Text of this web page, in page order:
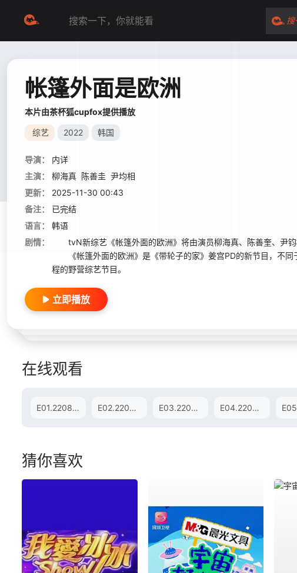
搜
帐篷外面是欧洲
本片由茶杯狐cupfox提供播放
综艺 2022 韩国
导演：
内详
主演：
柳海真 陈善圭 尹均相
更新：
2025-11-30 00:43
备注：
已完结
语言：
韩语
剧情：
tvN新综艺《帐篷外面的欧洲》将由演员柳海真、陈善奎、尹钧
《帐篷外面的欧洲》是《带轮子的家》姜宫PD的新节目，不同
程的野营综艺节目。
立即播放
在线观看
E01.220803 E02.220810 E03.220817 E04.220824
猜你喜欢